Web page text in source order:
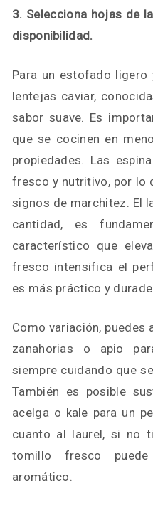
3. Selecciona hojas de
disponibilidad.
Para un estofado ligero
lentejas caviar,
sabor suave. Es
que se cocinen en
propiedades. Las
fresco y nutritivo, por lo
signos de marchitez. El
cantidad, es
característico que
fresco intensifica el
es más práctico y
Como variación,
zanahorias o apio
siempre cuidando que
También es posible
acelga o kale para un
cuanto al laurel, si no
tomillo fresco
aromático.